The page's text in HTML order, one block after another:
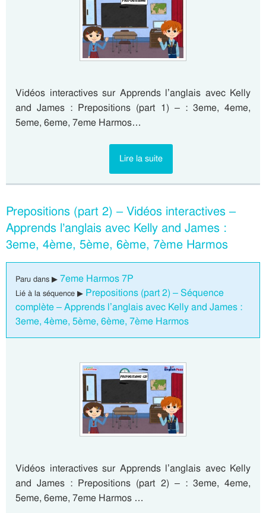
Vidéos interactives sur Apprends l’anglais avec Kelly
and James : Prepositions (part 1) – : 3eme, 4eme,
5eme, 6eme, 7eme Harmos…
Lire la suite
Prepositions (part 2) – Vidéos interactives –
Apprends l’anglais avec Kelly and James :
3eme, 4ème, 5ème, 6ème, 7ème Harmos
Paru dans ▶ 7eme Harmos 7P
Lié à la séquence ▶ Prepositions (part 2) – Séquence
complète – Apprends l’anglais avec Kelly and James :
3eme, 4ème, 5ème, 6ème, 7ème Harmos
Vidéos interactives sur Apprends l’anglais avec Kelly
and James : Prepositions (part 2) – : 3eme, 4eme,
5eme, 6eme, 7eme Harmos …